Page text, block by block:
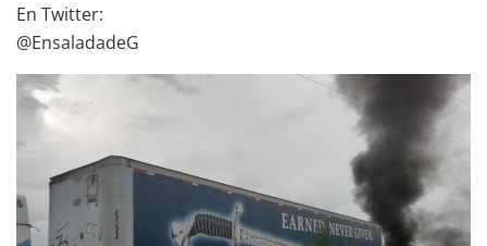
En Twitter:
@EnsaladadeG